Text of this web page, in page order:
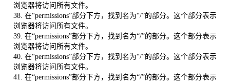
浏览器将访问所有文件。
38. 在“permissions”部分下方，找到名为“/”的部分。这个部分表示
浏览器将访问所有文件。
39. 在“permissions”部分下方，找到名为“/”的部分。这个部分表示
浏览器将访问所有文件。
40. 在“permissions”部分下方，找到名为“/”的部分。这个部分表示
浏览器将访问所有文件。
41. 在“permissions”部分下方，找到名为“/”的部分。这个部分表示